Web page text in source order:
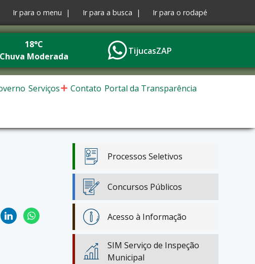
Ir para o menu | Ir para a busca | Ir para o rodapé
18°C
Chuva Moderada
TijucasZAP
Serviços Contato Portal da Transparência
Processos Seletivos
Concursos Públicos
Acesso à Informação
SIM Serviço de Inspeção
Municipal